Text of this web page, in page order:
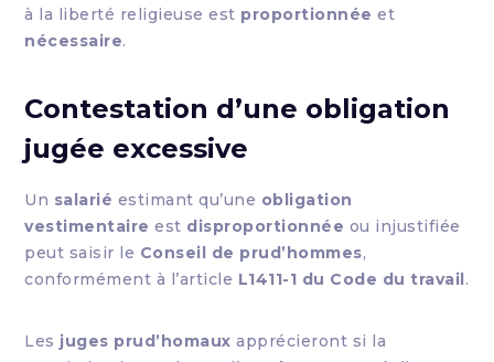
à la liberté religieuse est proportionnée et
nécessaire.
Contestation d’une obligation
jugée excessive
Un salarié estimant qu’une obligation
vestimentaire est disproportionnée ou injustifiée
peut saisir le Conseil de prud’hommes,
conformément à l’article L1411-1 du Code du travail.
Les juges prud’homaux apprécieront si la